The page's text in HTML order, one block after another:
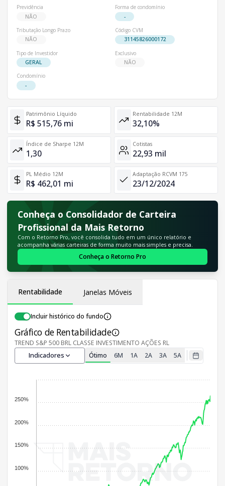
Previdência
NÃO
Forma de condomínio
-
Tributação Longo Prazo
NÃO
Código CVM
31145826000172
Tipo de Investidor
GERAL
Exclusivo
NÃO
Condomínio
-
Patrimônio Líquido
R$ 515,76 mi
Rentabilidade 12M
32,10%
Índice de Sharpe 12M
1,30
Cotistas
22,93 mil
PL Médio 12M
R$ 462,01 mi
Adaptação RCVM 175
23/12/2024
Conheça o Consolidador de Carteira
Profissional da Mais Retorno
Com o Retorno Pro, você consolida tudo em um único relatório e
acompanha várias carteiras de forma muito mais simples e precisa.
Conheça o Retorno Pro
Rentabilidade Janelas Móveis
Incluir histórico do fundo
Gráfico de Rentabilidade
TREND S&P 500 BRL CLASSE INVESTIMENTO AÇÕES RL
Indicadores Ótimo 6M 1A 2A 3A 5A
100%
150%
200%
250%